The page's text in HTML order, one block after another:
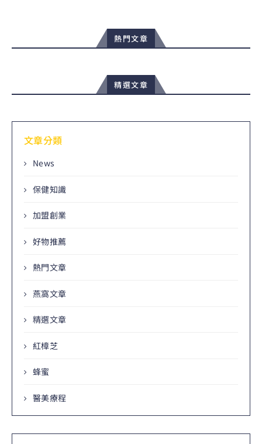
熱門文章
精選文章
文章分類
News
保健知識
加盟創業
好物推薦
熱門文章
燕窩文章
精選文章
紅樟芝
蜂蜜
醫美療程